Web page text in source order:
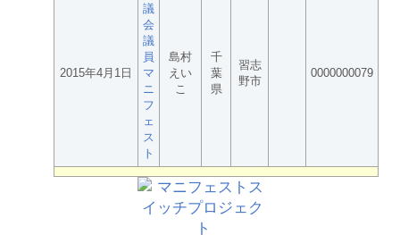
2015年4月1日
議
会
議
員
マ
ニ
フ
ェ
ス
ト
島村
えい
こ
千
葉
県
習志
野市
0000000079